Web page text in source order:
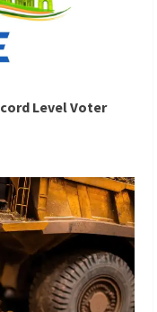
Level Voter